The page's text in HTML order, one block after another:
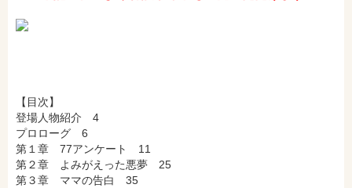
【目次】
登場人物紹介 4
プロローグ 6
第１章 77アンケート 11
第２章 よみがえった悪夢 25
第３章 ママの告白 35